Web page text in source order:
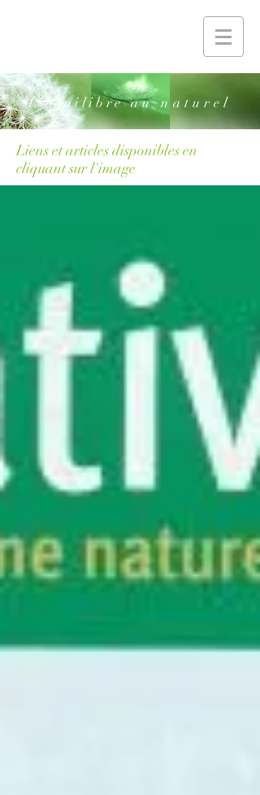
L'équilibreau naturel
Liens et articles disponibles en
cliquant sur l'image